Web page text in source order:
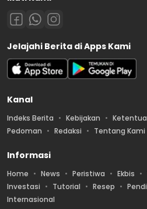
Jelajahi Berita di Apps Kami
Kanal
Indeks Berita Kebijakan
Pedoman
Redaksi Tentang Kami
Informasi
Home News Peristiwa Ekbis
Investasi
Tutorial Resep
Internasional